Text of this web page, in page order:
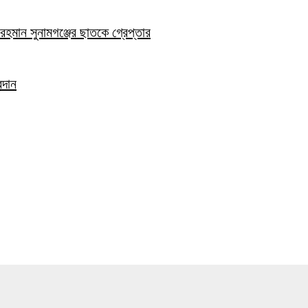
সুনামগঞ্জের ছাতকে গ্রেপ্তার